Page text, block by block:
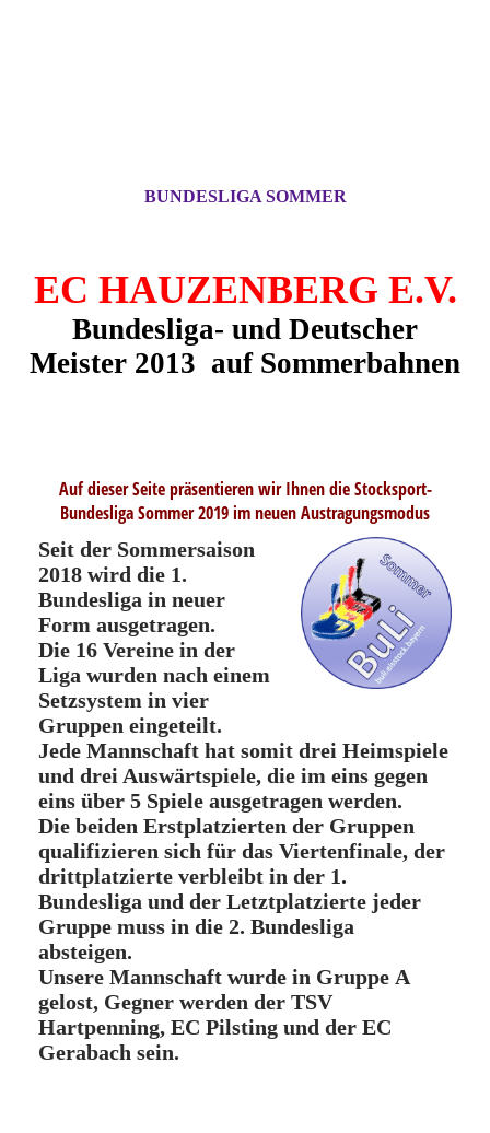
BUNDESLIGA SOMMER
EC HAUZENBERG E.V.
Bundesliga- und Deutscher
Meister 2013 auf Sommerbahnen
Auf dieser Seite präsentieren wir Ihnen die Stocksport-
Bundesliga Sommer 2019 im neuen Austragungsmodus
Seit der Sommersaison
2018 wird die 1.
Bundesliga in neuer
Form ausgetragen.
Die 16 Vereine in der
Liga wurden nach einem
Setzsystem in vier
Gruppen eingeteilt.
Jede Mannschaft hat somit drei Heimspiele
und drei Auswärtspiele, die im eins gegen
eins über 5 Spiele ausgetragen werden.
Die beiden Erstplatzierten der Gruppen
qualifizieren sich für das Viertenfinale, der
drittplatzierte verbleibt in der 1.
Bundesliga und der Letztplatzierte jeder
Gruppe muss in die 2. Bundesliga
absteigen.
Unsere Mannschaft wurde in Gruppe A
gelost, Gegner werden der TSV
Hartpenning, EC Pilsting und der EC
Gerabach sein.